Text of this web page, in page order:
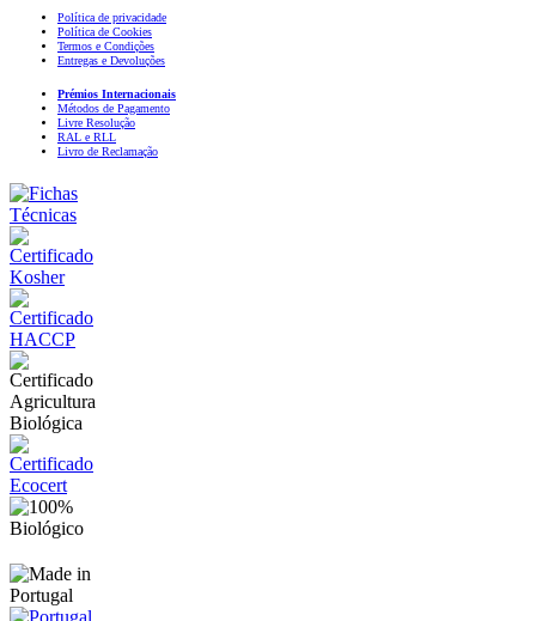
Política de privacidade
Política de Cookies
Termos e Condições
Entregas e Devoluções
Prémios Internacionais
Métodos de Pagamento
Livre Resolução
RAL e RLL
Livro de Reclamação